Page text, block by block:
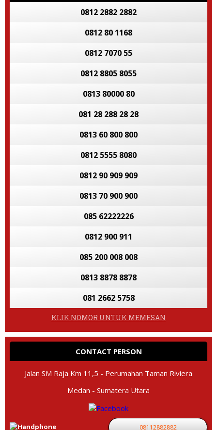
0812 2882 2882
0812 80 1168
0812 7070 55
0812 8805 8055
0813 80000 80
081 28 288 28 28
0813 60 800 800
0812 5555 8080
0812 90 909 909
0813 70 900 900
085 62222226
0812 900 911
085 200 008 008
0813 8878 8878
081 2662 5758
KLIK NOMOR UNTUK MEMESAN
CONTACT PERSON
Jalan SM Raja Km 11,5 - Perumahan Taman Riviera
Medan - Sumatera Utara
08112882882